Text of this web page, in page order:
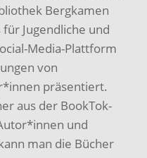
Bergkamen
Jugendliche und
Media-Plattform
von
präsentiert.
aus der BookTok-
und
man die Bücher